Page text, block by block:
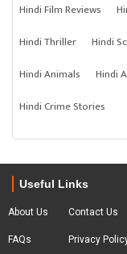
Hindi Film Reviews
Hindi Thriller
Hindi
Hindi Animals
Hindi
Hindi Crime Stories
Useful Links
About Us
FAQs
Contact Us
Privacy